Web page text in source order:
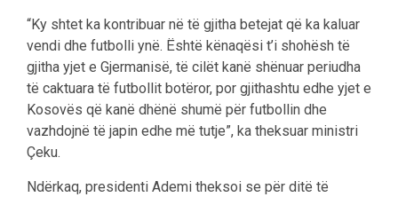
“Ky shtet ka kontribuar në të gjitha betejat që ka kaluar
vendi dhe futbolli ynë. Është kënaqësi t’i shohësh të
gjitha yjet e Gjermanisë, të cilët kanë shënuar periudha
të caktuara të futbollit botëror, por gjithashtu edhe yjet e
Kosovës që kanë dhënë shumë për futbollin dhe
vazhdojnë të japin edhe më tutje”, ka theksuar ministri
Çeku.
Ndërkaq, presidenti Ademi theksoi se për ditë të